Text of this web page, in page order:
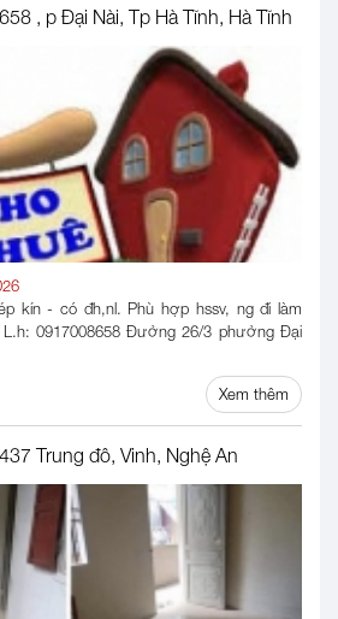
, p Đại Nài, Tp Hà Tĩnh, Hà Tĩnh
kín - có đh,nl. Phù hợp hssv, ng đi làm
0917008658 Đường 26/3 phường Đại
Xem thêm
Trung đô, Vinh, Nghệ An